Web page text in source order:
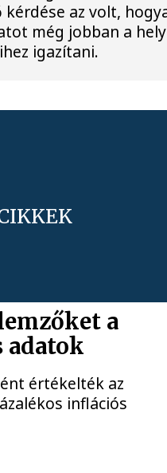
az volt,
még jobban a
igazítani.
a
értékelték az
inflációs